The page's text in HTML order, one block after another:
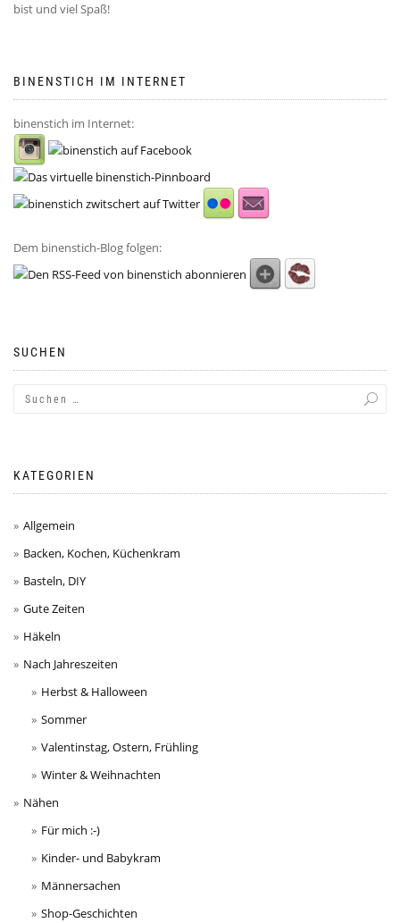
bist und viel Spaß!
BINENSTICH IM INTERNET
binenstich im Internet:
Dem binenstich-Blog folgen:
SUCHEN
KATEGORIEN
Allgemein
Backen, Kochen, Küchenkram
Basteln, DIY
Gute Zeiten
Häkeln
Nach Jahreszeiten
Herbst & Halloween
Sommer
Valentinstag, Ostern, Frühling
Winter & Weihnachten
Nähen
Für mich :-)
Kinder- und Babykram
Männersachen
Shop-Geschichten